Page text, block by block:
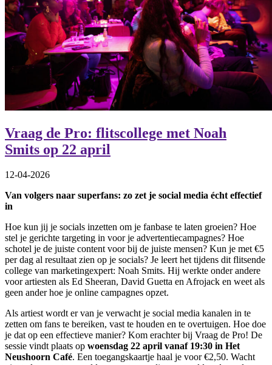
Vraag de Pro: flitscollege met Noah
Smits op 22 april
12-04-2026
Van volgers naar superfans: zo zet je social media écht effectief
in
Hoe kun jij je socials inzetten om je fanbase te laten groeien? Hoe
stel je gerichte targeting in voor je advertentiecampagnes? Hoe
schotel je de juiste content voor bij de juiste mensen? Kun je met €5
per dag al resultaat zien op je socials? Je leert het tijdens dit flitsende
college van marketingexpert: Noah Smits. Hij werkte onder andere
voor artiesten als Ed Sheeran, David Guetta en Afrojack en weet als
geen ander hoe je online campagnes opzet.
Als artiest wordt er van je verwacht je social media kanalen in te
zetten om fans te bereiken, vast te houden en te overtuigen. Hoe doe
je dat op een effectieve manier? Kom erachter bij Vraag de Pro! De
sessie vindt plaats op woensdag 22 april vanaf 19:30 in Het
Neushoorn Café. Een toegangskaartje haal je voor €2,50. Wacht